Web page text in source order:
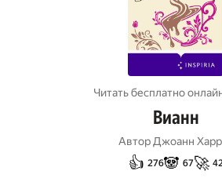
Читать бесплатно
Вианн
Автор Джоанн
👍 276🐼 67🚀 42